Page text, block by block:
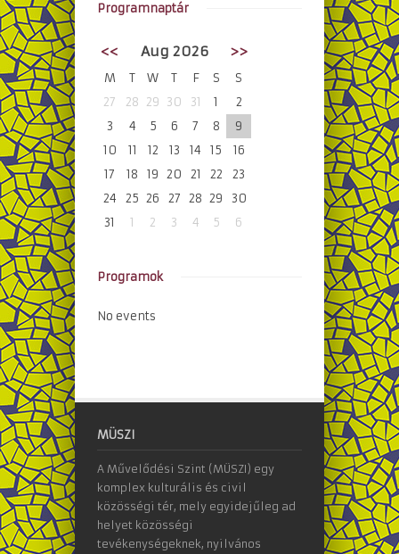
Programnaptár
<< Aug 2026 >>
M T W T F S
S
27
28 29 30 31 1
2
3
4 5 6 7 8
9
10
11 12 13 14 15
16
17
18 19 20 21 22
23
24
25 26 27 28 29
30
31
1 2 3 4 5 6
Programok
No events
MÜSZI
A Művelődési Szint (MÜSZI) egy
komplex kulturális és civil
közösségi tér, mely egyidejűleg ad
helyet közösségi
tevékenységeknek, nyilvános